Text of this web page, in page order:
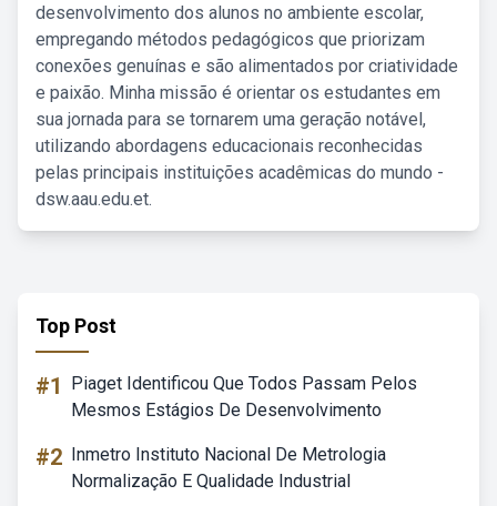
desenvolvimento dos alunos no ambiente escolar,
empregando métodos pedagógicos que priorizam
conexões genuínas e são alimentados por criatividade
e paixão. Minha missão é orientar os estudantes em
sua jornada para se tornarem uma geração notável,
utilizando abordagens educacionais reconhecidas
pelas principais instituições acadêmicas do mundo -
dsw.aau.edu.et.
Top Post
#1
Piaget Identificou Que Todos Passam Pelos
Mesmos Estágios De Desenvolvimento
#2 Inmetro Instituto Nacional De Metrologia
Normalização E Qualidade Industrial